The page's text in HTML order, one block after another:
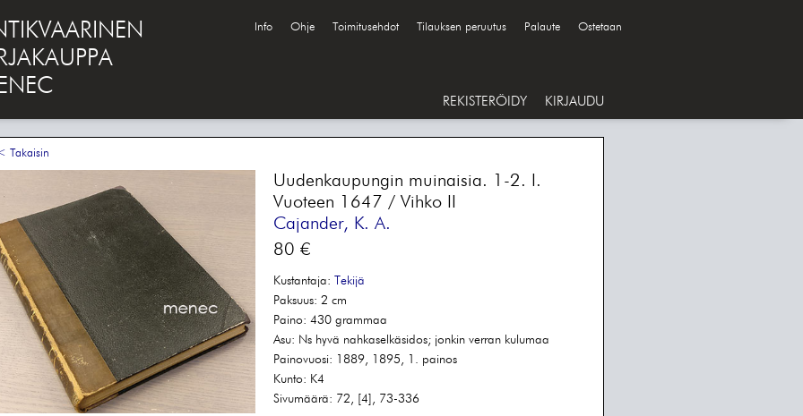
Info Ohje Toimitusehdot Tilauksen peruutus Palaute Ostetaan
REKISTERÖIDY KIRJAUDU
Takaisin
Uudenkaupungin muinaisia. 1-2. I.
Vuoteen 1647 / Vihko II
Cajander, K. A.
80 €
Kustantaja:
Tekijä
Paksuus: 2 cm
Paino: 430 grammaa
Asu: Ns hyvä nahkaselkäsidos; jonkin verran kulumaa
Painovuosi: 1889, 1895, 1. painos
Kunto: K4
Sivumäärä: 72, [4], 73-336